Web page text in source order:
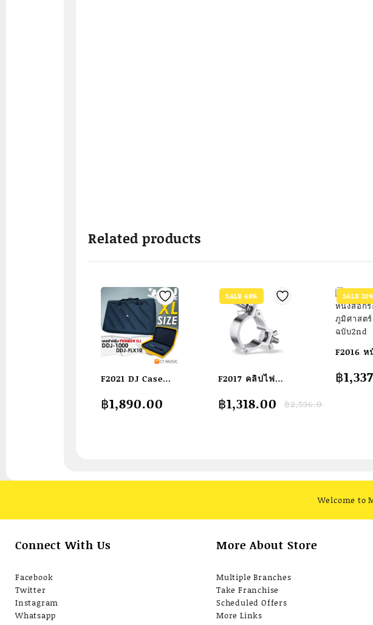
Related products
F2021 DJ Case
Size XL for
฿1,890.00
SALE 48%
F2017 คลิปไฟ
อะลูมินัมอัลลอย
ศูนย์กลาง48-
฿2,536.00
Original
price
฿1,318.00
Current
price
SALE
F2016 ห
กระดาษ
price
฿
price
Welcome to
Connect With Us
Facebook
Twitter
Instagram
Whatsapp
More About Store
Multiple Branches
Take Franchise
Scheduled Offers
More Links